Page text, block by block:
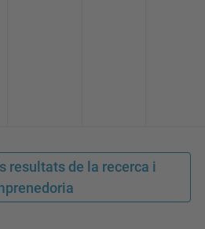
resultats de la recerca i